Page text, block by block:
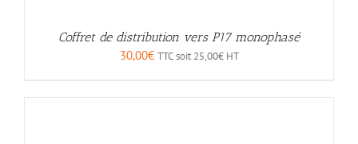
Coffret de distribution vers P17 monophasé
30,00€ TTC soit 25,00€HT